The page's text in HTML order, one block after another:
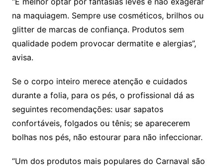
na maquiagem. Sempre use cosméticos, brilhos ou
glitter de marcas de confiança. Produtos sem
qualidade podem provocar dermatite e alergias”,
avisa.
Se o corpo inteiro merece atenção e cuidados
durante a folia, para os pés, o profissional dá as
seguintes recomendações: usar sapatos
confortáveis, folgados ou tênis; se aparecerem
bolhas nos pés, não estourar para não infeccionar.
“Um dos produtos mais populares do Carnaval são